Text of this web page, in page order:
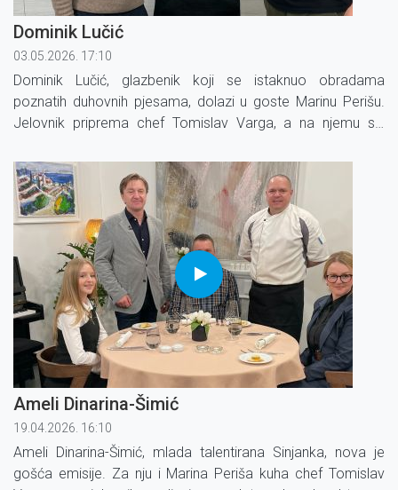
Dominik Lučić
03.05.2026. 17:10
Dominik Lučić, glazbenik koji se istaknuo obradama
poznatih duhovnih pjesama, dolazi u goste Marinu Perišu.
Jelovnik priprema chef Tomislav Varga, a na njemu su:
voće s čokoladom.
Ameli Dinarina-Šimić
19.04.2026. 16:10
Ameli Dinarina-Šimić, mlada talentirana Sinjanka, nova je
gošća emisije. Za nju i Marina Periša kuha chef Tomislav